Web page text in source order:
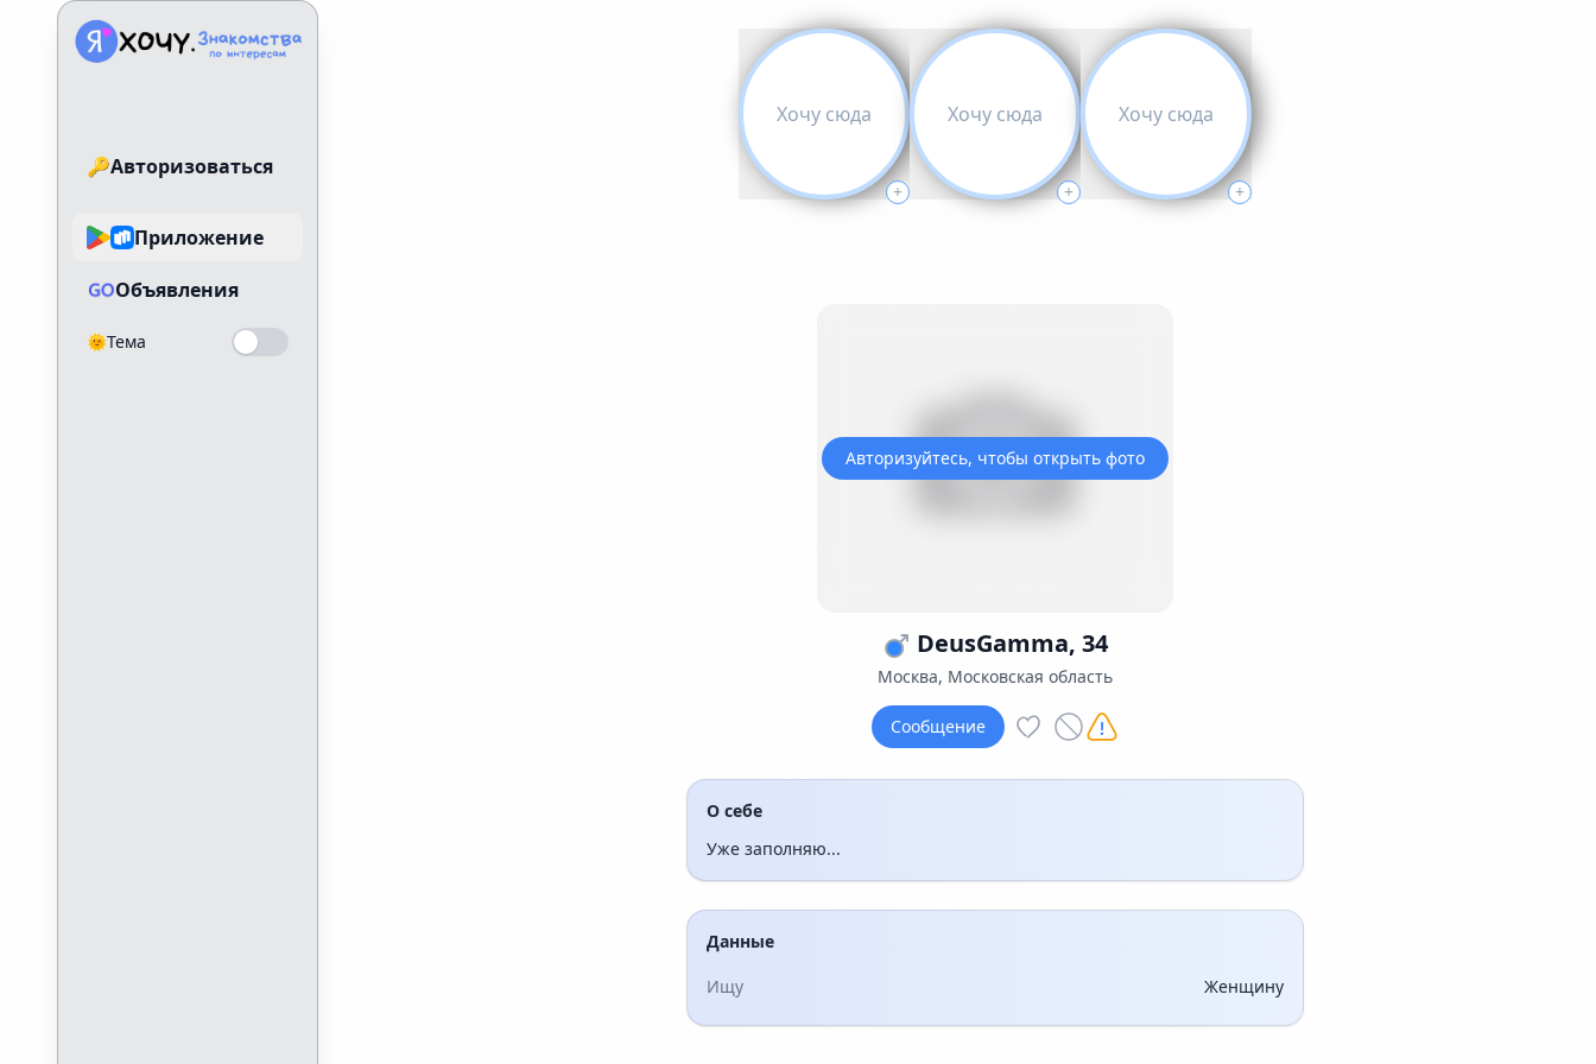
Знакомства по интересам
🔑Авторизоваться
Приложение
Объявления
🌞Тема
Хочу сюда
+
Хочу сюда
+
Хочу сюда
+
Авторизуйтесь, чтобы открыть фото
DeusGamma, 34
Москва, Московская область
Сообщение
О себе
Уже заполняю...
Данные
Ищу
Женщину